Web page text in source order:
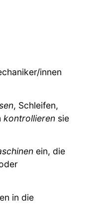
innen
, Schleifen,
kontrollieren sie
ein, die
in die